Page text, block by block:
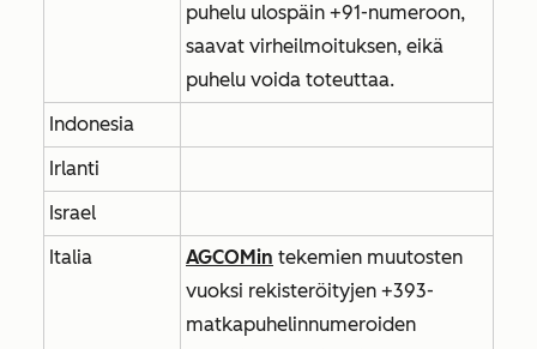
puhelu ulospäin +91-numeroon,
saavat virheilmoituksen, eikä
puhelu voida toteuttaa.
Indonesia
Irlanti
Israel
Italia
AGCOMin tekemien muutosten
vuoksi rekisteröityjen +393-
matkapuhelinnumeroiden